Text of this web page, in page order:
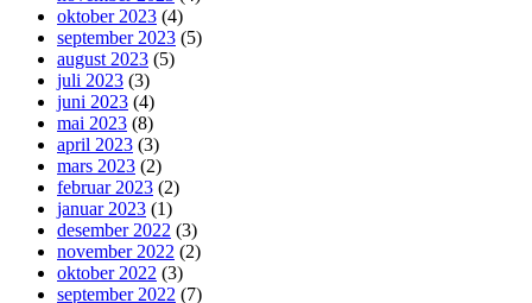
oktober 2023 (4)
september 2023 (5)
august 2023 (5)
juli 2023 (3)
juni 2023 (4)
mai 2023 (8)
april 2023 (3)
mars 2023 (2)
februar 2023 (2)
januar 2023 (1)
desember 2022 (3)
november 2022 (2)
oktober 2022 (3)
september 2022 (7)